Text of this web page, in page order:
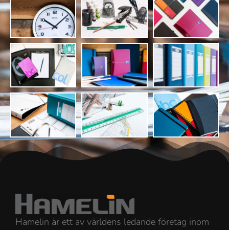
Hamelin är ett av världens ledande företag inom